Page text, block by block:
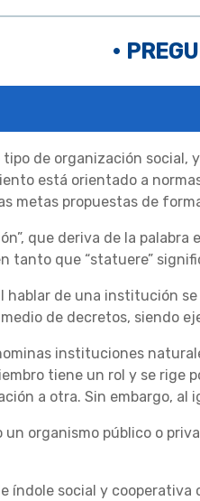
•
de organización social,
está orientado a
metas propuestas de
que deriva de la
tanto que “statuere”
hablar de una institución
de decretos, siendo
instituciones
tiene un rol y se rige
a otra. Sin embargo,
un organismo público o
índole social y